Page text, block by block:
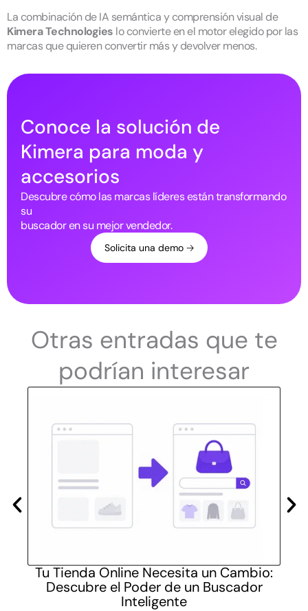
La combinación de IA semántica y comprensión visual de
Kimera Technologies lo convierte en el motor elegido por las
marcas que quieren convertir más y devolver menos.
Conoce la solución de
Kimera para moda y
accesorios
Descubre cómo las marcas líderes están transformando
su
buscador en su mejor vendedor.
Solicita una demo 🡢
Otras entradas que te
podrían interesar
Tu Tienda Online Necesita un Cambio:
Descubre el Poder de un Buscador
Inteligente